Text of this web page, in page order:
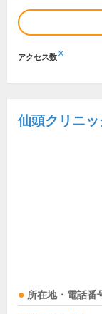
アクセス数※
仙頭クリニッ
所在地・電話番